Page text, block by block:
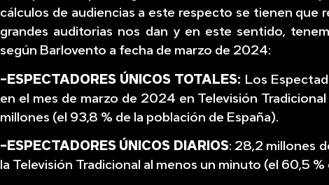
cálculos de audiencias a este respecto se tienen que
grandes auditorias nos dan y en este sentido,
según Barlovento a fecha de marzo de 2024:
-ESPECTADORES ÚNICOS TOTALES: Los
en el mes de marzo de 2024 en Televisión
millones (el 93,8 % de la población de España).
-ESPECTADORES ÚNICOS DIARIOS: 28,2 millones
la Televisión Tradicional al menos un minuto (el 60,5